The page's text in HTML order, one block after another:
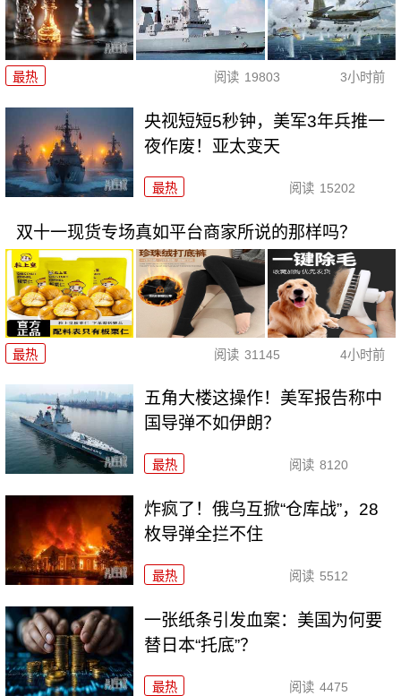
最热 阅读 19803 3小时前
央视短短5秒钟，美军3年兵推一
夜作废！亚太变天
最热 阅读 15202
双十一现货专场真如平台商家所说的那样吗？
最热 阅读 31145 4小时前
五角大楼这操作！美军报告称中
国导弹不如伊朗？
最热 阅读 8120
炸疯了！俄乌互掀“仓库战”，28
枚导弹全拦不住
最热 阅读 5512
一张纸条引发血案：美国为何要
替日本“托底”？
最热 阅读 4475